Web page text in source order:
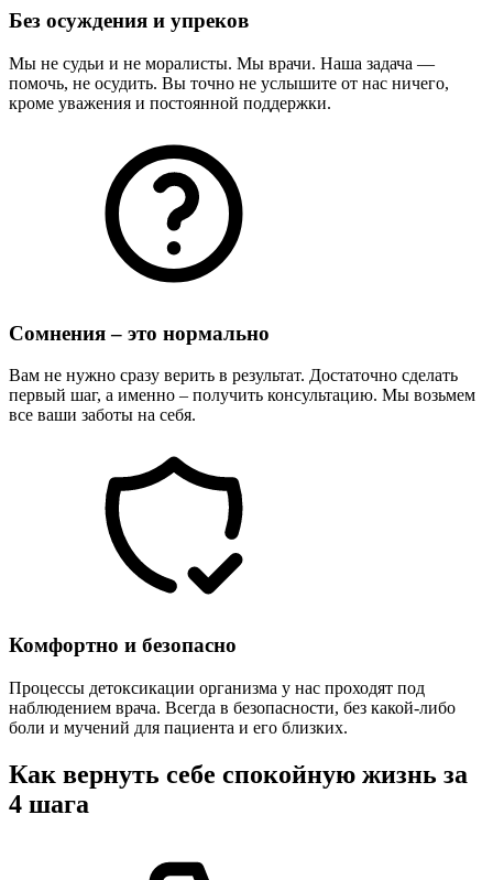
Без осуждения и упреков
Мы не судьи и не моралисты. Мы врачи. Наша задача —
помочь, не осудить. Вы точно не услышите от нас ничего,
кроме уважения и постоянной поддержки.
Сомнения – это нормально
Вам не нужно сразу верить в результат. Достаточно сделать
первый шаг, а именно – получить консультацию. Мы возьмем
все ваши заботы на себя.
Комфортно и безопасно
Процессы детоксикации организма у нас проходят под
наблюдением врача. Всегда в безопасности, без какой-либо
боли и мучений для пациента и его близких.
Как вернуть себе спокойную жизнь за
4 шага